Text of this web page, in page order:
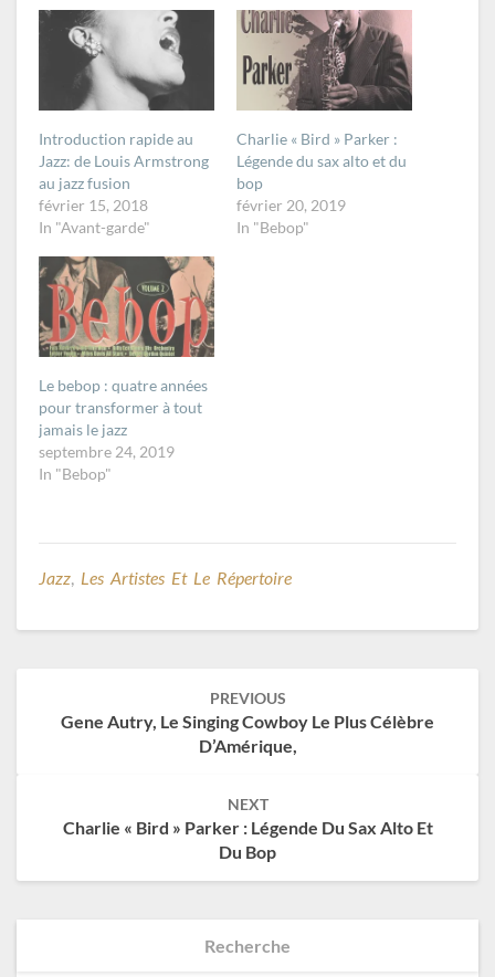
Introduction rapide au
Jazz: de Louis Armstrong
au jazz fusion
février 15, 2018
In "Avant-garde"
Charlie « Bird » Parker :
Légende du sax alto et du
bop
février 20, 2019
In "Bebop"
Le bebop : quatre années
pour transformer à tout
jamais le jazz
septembre 24, 2019
In "Bebop"
Jazz, Les Artistes Et Le Répertoire
PREVIOUS
Gene Autry, Le Singing Cowboy Le Plus Célèbre
D’Amérique,
NEXT
Charlie « Bird » Parker : Légende Du Sax Alto Et
Du Bop
Recherche